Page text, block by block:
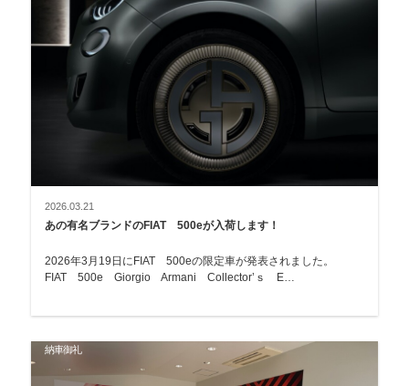
2026.03.21
あの有名ブランドのFIAT 500eが入荷します！
2026年3月19日にFIAT 500eの限定車が発表されました。
FIAT 500e Giorgio Armani Collector’ｓ E…
納車御礼